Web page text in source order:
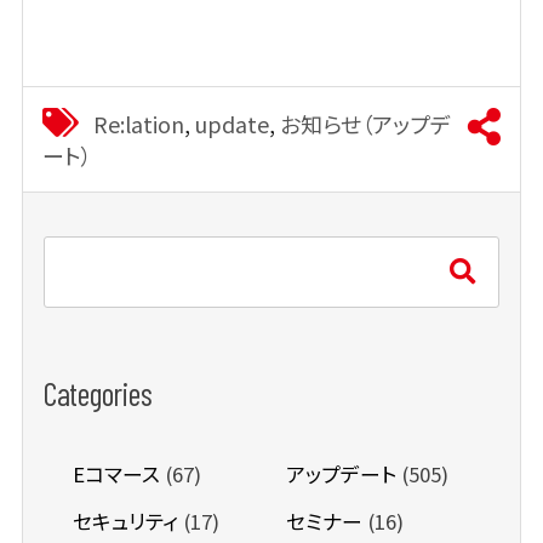
Re:lation, update, お知らせ（アップデ
ート）
Categories
Eコマース (67) アップデート (505)
セキュリティ (17) セミナー (16)